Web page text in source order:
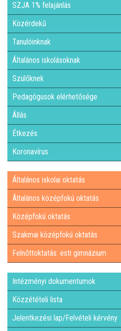
ÁLTALÁNOS
KÖZÉPFOKÚ OKTATÁS
SZAKMAI
FELNŐTTOKTATÁS:
INTÉZMÉNYI
KÖZZÉTÉTELI LISTA
JELENTKEZÉSI LAP/
LETÖLTHETŐ
DUÁLIS
HÍREK,
SZJA 1% felajánlás
Közérdekű
Tanulóinknak
Általános iskolásoknak
Szülőknek
Pedagógusok elérhetősége
Állás
Étkezés
Koronavírus
Általános iskolai oktatás
Általános középfokú oktatás
Középfokú oktatás
Szakmai középfokú oktatás
Felnőttoktatás: esti gimnázium
Intézményi dokumentumok
Közzétételi lista
Jelentkezési lap/Felvételi kérvény